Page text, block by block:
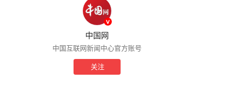
中国网
中国互联网新闻中心官方账号
关注